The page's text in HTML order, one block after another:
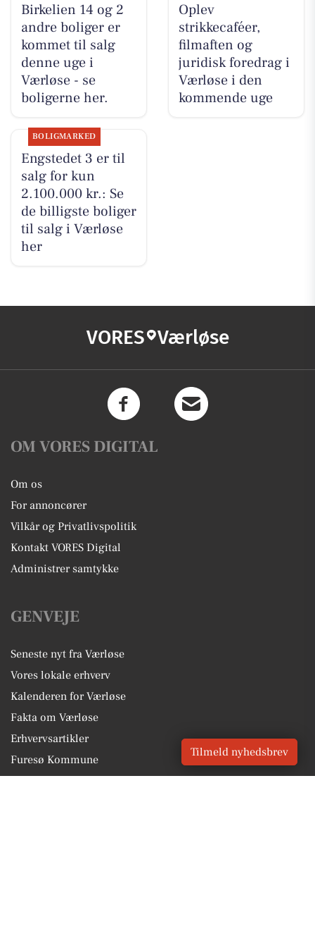
Birkelien 14 og 2
andre boliger er
kommet til salg
denne uge i
Værløse - se
boligerne her.
Oplev
strikkecaféer,
filmaften og
juridisk foredrag i
Værløse i den
kommende uge
BOLIGMARKED
Engstedet 3 er til
salg for kun
2.100.000 kr.: Se
de billigste boliger
til salg i Værløse
her
VORES Værløse
OM VORES DIGITAL
Om os
For annoncører
Vilkår og Privatlivspolitik
Kontakt VORES Digital
Administrer samtykke
GENVEJE
Seneste nyt fra Værløse
Vores lokale erhverv
Kalenderen for Værløse
Fakta om Værløse
Erhvervsartikler
Furesø Kommune
Tilmeld nyhedsbrev